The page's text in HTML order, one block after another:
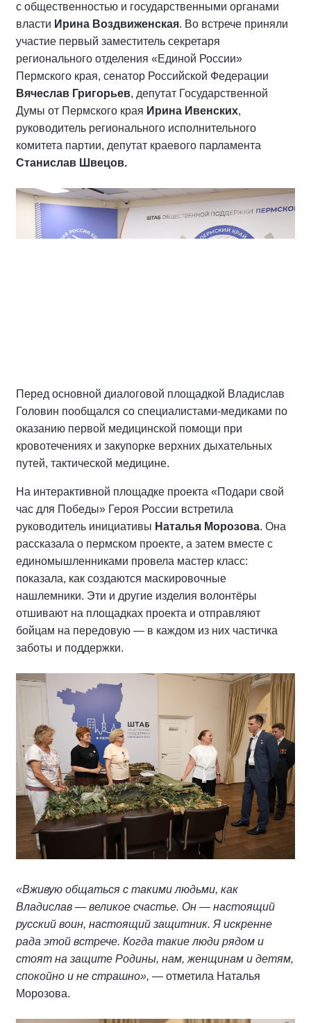
с общественностью и государственными органами
власти Ирина Воздвиженская. Во встрече приняли
участие первый заместитель секретаря
регионального отделения «Единой России»
Пермского края, сенатор Российской Федерации
Вячеслав Григорьев, депутат Государственной
Думы от Пермского края Ирина Ивенских,
руководитель регионального исполнительного
комитета партии, депутат краевого парламента
Станислав Швецов.
Перед основной диалоговой площадкой Владислав
Головин пообщался со специалистами-медиками по
оказанию первой медицинской помощи при
кровотечениях и закупорке верхних дыхательных
путей, тактической медицине.
На интерактивной площадке проекта «Подари свой
час для Победы» Героя России встретила
руководитель инициативы Наталья Морозова. Она
рассказала о пермском проекте, а затем вместе с
единомышленниками провела мастер класс:
показала, как создаются маскировочные
нашлемники. Эти и другие изделия волонтёры
отшивают на площадках проекта и отправляют
бойцам на передовую — в каждом из них частичка
заботы и поддержки.
«Вживую общаться с такими людьми, как
Владислав — великое счастье. Он — настоящий
русский воин, настоящий защитник. Я искренне
рада этой встрече. Когда такие люди рядом и
стоят на защите Родины, нам, женщинам и детям,
спокойно и не страшно», — отметила Наталья
Морозова.